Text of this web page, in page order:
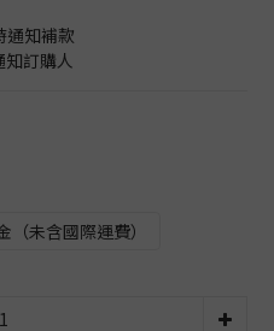
通知補款
訂購人
（未含國際運費）